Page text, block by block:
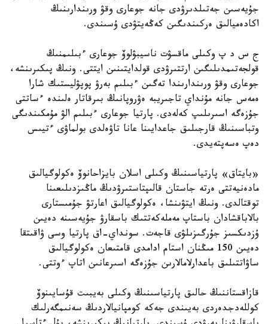
جۇيەسىن جەتىلدىرۋدى جانە جوعارى وقۋ ورىندارىنىڭ
اكادەميالىق ەركىندىگىن كەڭەيتۋدى ۇسىندى.
ج س د پ وكىلى ماقسۋت ناسيبۋلوۆ جوعارى ءبىلىمنىڭ
قولجەتىمدىلىگىن ارتتىرۋدى قولدايتىنىن ايتتى. ونىڭ پىكىرىنشە،
جوعارى وقۋ ورىندارىندا تەگىن ءبىلىم بەرۋ پوپۋليستىك شارا
ەمەس جانە مۇنداي تاجىريبە ەۋروپانىڭ بىرقاتار ەلىندە ءساتتى
جۇزەگە اسىرىلىپ كەلەدى. پارتيا جوعارى ءبىلىم الۋ مۇمكىندىگى
وتباسىنىڭ قارجىلىق جاعدايىنا عانا تاۋەلدى بولماۋى ءتيىس
دەپ ەسەپتەيدى.
«بايتاق» پارتياسىنىڭ وكىلى اسلان بايزاحانوۆ ەكولوگيالىق
مادەنيەتتى ەرتە جاستان قالىپتاستىرۋدىڭ ماڭىزدىلىعىنا
توقتالدى. ونىڭ ايتۋىنشا، ەكولوگيالىق اعارتۋ جۇمىستارى
بالاباقشادان باستاپ مەملەكەتتىك باسقارۋ جۇيەسىنە دەيىن
ۇزدىكسىز جۇرگىزىلۋى قاجەت. سونداي-اق پارتيا وسى ۋاقىتقا
دەيىن 150 مىڭنان استام ادامدى قامتىعان ەكولوگيالىق
ساۋاتتىلىق باعدارلامالارىن جۇزەگە اسىرعانىن اتاپ ءوتتى.
قازاقستاننىڭ حالىق پارتياسىنىڭ وكىلى بەيبىت قۇسايىنوۆ
كوللەدجدەردى بەيىندى جەكە كومپانيالاردىڭ سەنىمگەرلىك